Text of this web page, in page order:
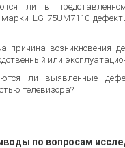
ли в
марки LG 75UM7110
причина возникновения
или
ли выявленные
телевизора?
по вопросам